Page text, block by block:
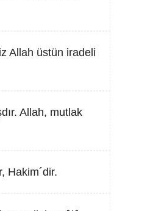
Allah üstün iradeli
Allah, mutlak
Hakim´dir.